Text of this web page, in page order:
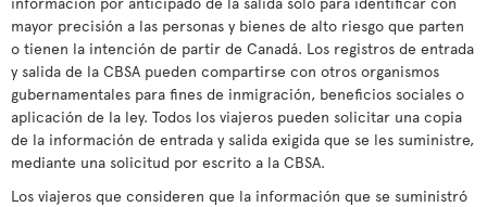
mayor precisión a las personas y bienes de alto riesgo que parten
o tienen la intención de partir de Canadá. Los registros de entrada
y salida de la CBSA pueden compartirse con otros organismos
gubernamentales para fines de inmigración, beneficios sociales o
aplicación de la ley. Todos los viajeros pueden solicitar una copia
de la información de entrada y salida exigida que se les suministre,
mediante una solicitud por escrito a la CBSA.
Los viajeros que consideren que la información que se suministró